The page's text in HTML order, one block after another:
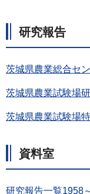
研究報告
茨城県農業総合セ
茨城県農業試験場
茨城県農業試験場
資料室
研究報告一覧1958